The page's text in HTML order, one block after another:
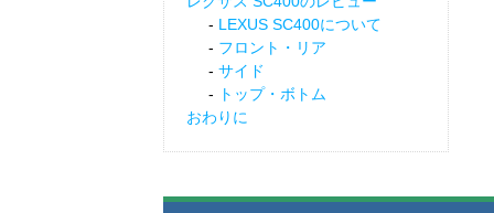
LEXUS SC400について
フロント・リア
サイド
トップ・ボトム
おわりに